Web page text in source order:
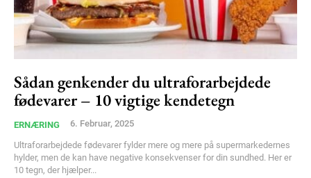
Orci varius natoque dolor
Sådan genkender du ultraforarbejdede
fødevarer – 10 vigtige kendetegn
ERNÆRING 6. Februar, 2025
Ultraforarbejdede fødevarer fylder mere og mere på supermarkedernes
hylder, men de kan have negative konsekvenser for din sundhed. Her er
10 tegn, der hjælper...